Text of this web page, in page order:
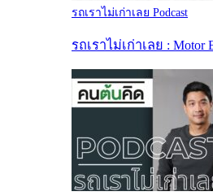
รถเราไม่เก่าเลย Podcast
รถเราไม่เก่าเลย : Motor